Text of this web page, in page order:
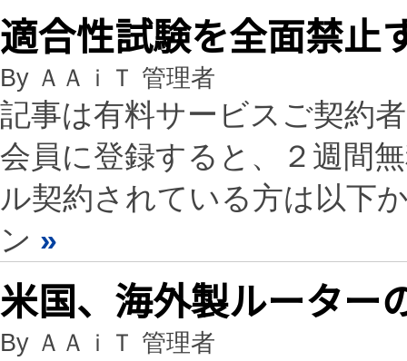
適合性試験を全面禁止
By ＡＡｉＴ 管理者
記事は有料サービスご契約
会員に登録すると、２週間
ル契約されている方は以下
ン »
米国、海外製ルーター
By ＡＡｉＴ 管理者